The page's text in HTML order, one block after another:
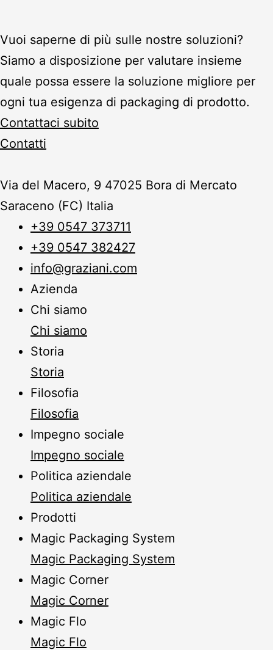
Vuoi saperne di più sulle nostre soluzioni?
Siamo a disposizione per valutare insieme
quale possa essere la soluzione migliore per
ogni tua esigenza di packaging di prodotto.
Contattaci subito
Contatti
Via del Macero, 9 47025 Bora di Mercato
Saraceno (FC) Italia
+39 0547 373711
+39 0547 382427
info@graziani.com
Azienda
Chi siamo
Chi siamo
Storia
Storia
Filosofia
Filosofia
Impegno sociale
Impegno sociale
Politica aziendale
Politica aziendale
Prodotti
Magic Packaging System
Magic Packaging System
Magic Corner
Magic Corner
Magic Flo
Magic Flo